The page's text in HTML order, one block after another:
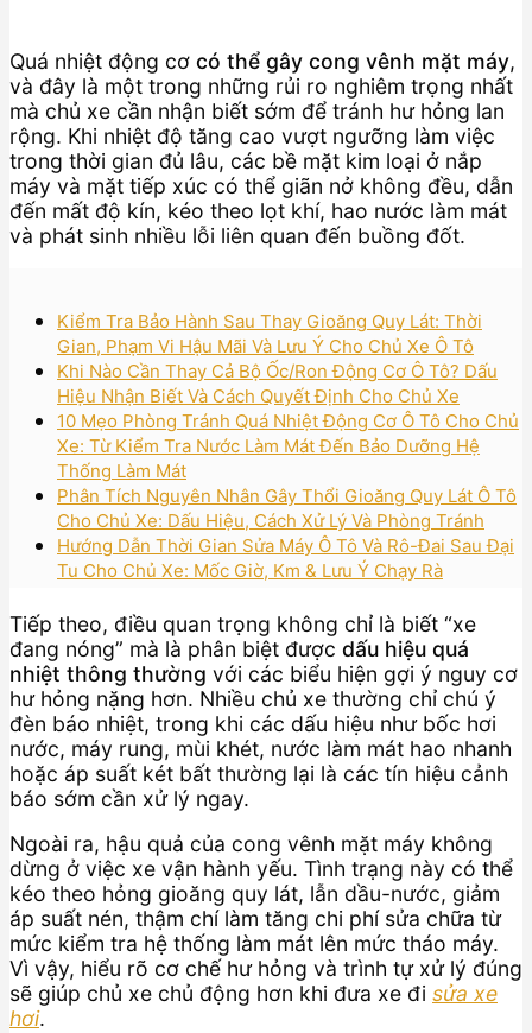
Quá nhiệt động cơ có thể gây cong vênh mặt máy,
và đây là một trong những rủi ro nghiêm trọng nhất
mà chủ xe cần nhận biết sớm để tránh hư hỏng lan
rộng. Khi nhiệt độ tăng cao vượt ngưỡng làm việc
trong thời gian đủ lâu, các bề mặt kim loại ở nắp
máy và mặt tiếp xúc có thể giãn nở không đều, dẫn
đến mất độ kín, kéo theo lọt khí, hao nước làm mát
và phát sinh nhiều lỗi liên quan đến buồng đốt.
Kiểm Tra Bảo Hành Sau Thay Gioăng Quy Lát: Thời
Gian, Phạm Vi Hậu Mãi Và Lưu Ý Cho Chủ Xe Ô Tô
Khi Nào Cần Thay Cả Bộ Ốc/Ron Động Cơ Ô Tô? Dấu
Hiệu Nhận Biết Và Cách Quyết Định Cho Chủ Xe
10 Mẹo Phòng Tránh Quá Nhiệt Động Cơ Ô Tô Cho Chủ
Xe: Từ Kiểm Tra Nước Làm Mát Đến Bảo Dưỡng Hệ
Thống Làm Mát
Phân Tích Nguyên Nhân Gây Thổi Gioăng Quy Lát Ô Tô
Cho Chủ Xe: Dấu Hiệu, Cách Xử Lý Và Phòng Tránh
Hướng Dẫn Thời Gian Sửa Máy Ô Tô Và Rô-Đai Sau Đại
Tu Cho Chủ Xe: Mốc Giờ, Km & Lưu Ý Chạy Rà
Tiếp theo, điều quan trọng không chỉ là biết “xe
đang nóng” mà là phân biệt được dấu hiệu quá
nhiệt thông thường với các biểu hiện gợi ý nguy cơ
hư hỏng nặng hơn. Nhiều chủ xe thường chỉ chú ý
đèn báo nhiệt, trong khi các dấu hiệu như bốc hơi
nước, máy rung, mùi khét, nước làm mát hao nhanh
hoặc áp suất két bất thường lại là các tín hiệu cảnh
báo sớm cần xử lý ngay.
Ngoài ra, hậu quả của cong vênh mặt máy không
dừng ở việc xe vận hành yếu. Tình trạng này có thể
kéo theo hỏng gioăng quy lát, lẫn dầu-nước, giảm
áp suất nén, thậm chí làm tăng chi phí sửa chữa từ
mức kiểm tra hệ thống làm mát lên mức tháo máy.
Vì vậy, hiểu rõ cơ chế hư hỏng và trình tự xử lý đúng
sẽ giúp chủ xe chủ động hơn khi đưa xe đi sửa xe
hơi.